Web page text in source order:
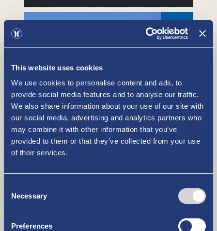
This website uses cookies
We use cookies to personalise content and ads, to
provide social media features and to analyse our traffic.
We also share information about your use of our site with
our social media, advertising and analytics partners who
may combine it with other information that you’ve
provided to them or that they’ve collected from your use
of their services.
Selection
Necessary
Preferences
Kauppatori
OSTOKSET